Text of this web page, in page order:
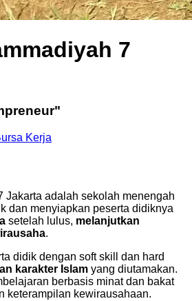
7
Kerja
Jakarta adalah sekolah menengah
dan menyiapkan peserta didiknya
setelah lulus, melanjutkan
.
didik dengan soft skill dan hard
karakter Islam yang diutamakan.
berbasis minat dan bakat
keterampilan kewirausahaan.